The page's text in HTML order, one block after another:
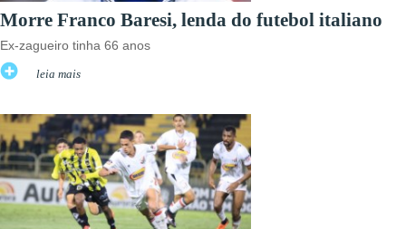
Morre Franco Baresi, lenda do futebol italiano
Ex-zagueiro tinha 66 anos
leia mais